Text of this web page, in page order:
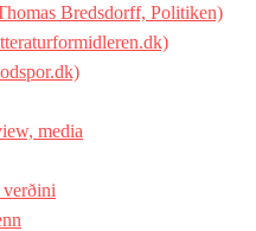
Bredsdorff, Politiken)
media